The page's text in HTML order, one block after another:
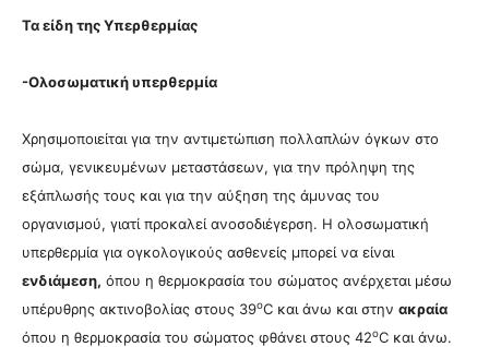
Τα είδη της Υπερθερμίας
-Ολοσωματική υπερθερμία
Χρησιμοποιείται για την αντιμετώπιση πολλαπλών όγκων στο
σώμα, γενικευμένων μεταστάσεων, για την πρόληψη της
εξάπλωσής τους και για την αύξηση της άμυνας του
οργανισμού, γιατί προκαλεί ανοσοδιέγερση. Η ολοσωματική
υπερθερμία για ογκολογικούς ασθενείς μπορεί να είναι
ενδιάμεση, όπου η θερμοκρασία του σώματος ανέρχεται μέσω
υπέρυθρης ακτινοβολίας στους 39οC και άνω και στην ακραία
όπου η θερμοκρασία του σώματος φθάνει στους 42oC και άνω.